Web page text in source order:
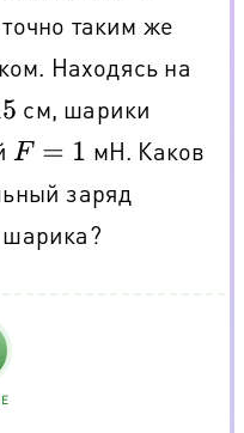
таким же
Находясь на
см, шарики
F= 1
мН. Каков
заряд